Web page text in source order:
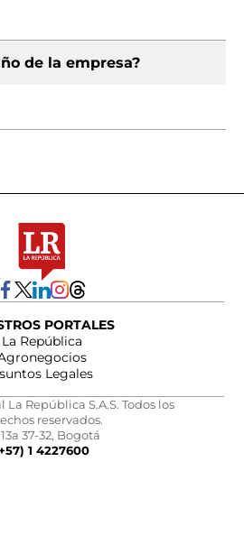
de la empresa?
PORTALES
La República
Legales
República S.A.S. Todos los
reservados.
37-32, Bogotá
1 4227600